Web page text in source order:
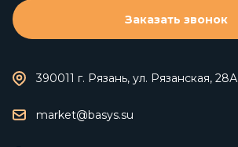
390011 г. Рязань, ул. Рязанская, 28А
market@basys.su
Заказать звонок